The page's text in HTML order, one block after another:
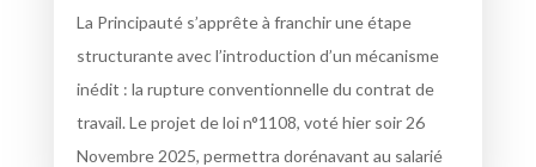
La Principauté s’apprête à franchir une étape
structurante avec l’introduction d’un mécanisme
inédit : la rupture conventionnelle du contrat de
travail. Le projet de loi n°1108, voté hier soir 26
Novembre 2025, permettra dorénavant au salarié